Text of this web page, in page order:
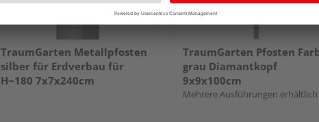
TraumGarten Metallpfosten
silber für Erdverbau für
H~180 7x7x240cm
TraumGarten Pfosten
grau Diamantkopf
9x9x100cm
Mehrere Ausführungen erhältlich